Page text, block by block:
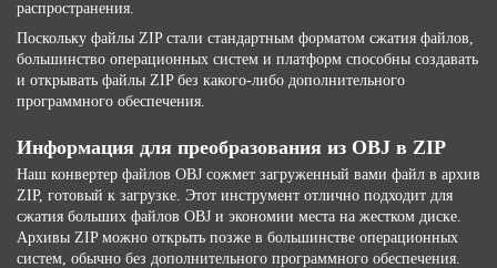
распространения.
Поскольку файлы ZIP стали стандартным форматом сжатия файлов,
большинство операционных систем и платформ способны создавать
и открывать файлы ZIP без какого-либо дополнительного
программного обеспечения.
Информация для преобразования из OBJ в ZIP
Наш конвертер файлов OBJ сожмет загруженный вами файл в архив
ZIP, готовый к загрузке. Этот инструмент отлично подходит для
сжатия больших файлов OBJ и экономии места на жестком диске.
Архивы ZIP можно открыть позже в большинстве операционных
систем, обычно без дополнительного программного обеспечения.